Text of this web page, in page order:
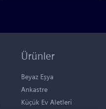
Ürünler
Beyaz Eşya
Ankastre
Küçük Ev Aletleri